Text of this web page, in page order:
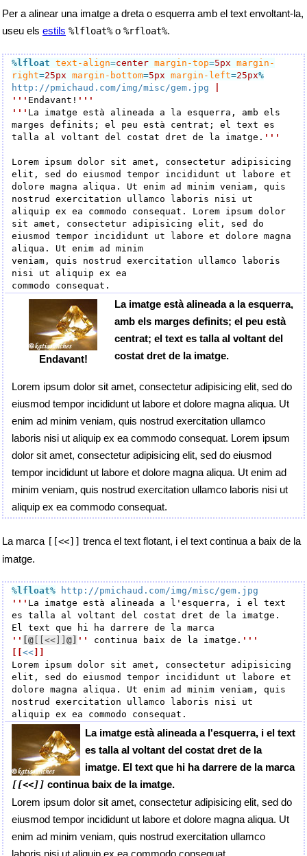
Per a alinear una imatge a dreta o esquerra amb el text envoltant-la,
useu els estils %lfloat%o %rfloat%.
%lfloat text-align=center margin-top=5px margin-
right=25px margin-bottom=5px margin-left=25px%
http://pmichaud.com/img/misc/gem.jpg
''' Endavant! '''
''' La imatge està alineada a la esquerra, amb els
marges definits; el peu està centrat; el text es
talla al voltant del costat dret de la imatge. '''
Lorem ipsum dolor sit amet, consectetur adipisicing
elit, sed do eiusmod tempor incididunt ut labore et
dolore magna aliqua. Ut enim ad minim veniam, quis
nostrud exercitation ullamco laboris nisi ut
aliquip ex ea commodo consequat. Lorem ipsum dolor
sit amet, consectetur adipisicing elit, sed do
eiusmod tempor incididunt ut labore et dolore magna
aliqua. Ut enim ad minim
veniam, quis nostrud exercitation ullamco laboris
nisi ut aliquip ex ea
Endavant!
La imatge està alineada a la esquerra,
amb els marges definits; el peu està
centrat; el text es talla al voltant del
costat dret de la imatge.
Lorem ipsum dolor sit amet, consectetur adipisicing elit, sed do
eiusmod tempor incididunt ut labore et dolore magna aliqua. Ut
enim ad minim veniam, quis nostrud exercitation ullamco
laboris nisi ut aliquip ex ea commodo consequat. Lorem ipsum
dolor sit amet, consectetur adipisicing elit, sed do eiusmod
tempor incididunt ut labore et dolore magna aliqua. Ut enim ad
minim veniam, quis nostrud exercitation ullamco laboris nisi ut
aliquip ex ea commodo consequat.
La marca [[<<]] trenca el text flotant, i el text continua a baix de la
imatge.
%lfloat%
http://pmichaud.com/img/misc/gem.jpg
''' La imatge està alineada a l'esquerra, i el text
es talla al voltant del costat dret de la imatge.
''
[@ [[<<]] @] '' continua baix de la imatge. '''
<<
Lorem ipsum dolor sit amet, consectetur adipisicing
elit, sed do eiusmod tempor incididunt ut labore et
dolore magna aliqua. Ut enim ad minim veniam, quis
nostrud exercitation ullamco laboris nisi ut
La imatge està alineada a l'esquerra, i el text
es talla al voltant del costat dret de la
imatge. El text que hi ha darrere de la marca
[[<<]] continua baix de la imatge.
Lorem ipsum dolor sit amet, consectetur adipisicing elit, sed do
eiusmod tempor incididunt ut labore et dolore magna aliqua. Ut
enim ad minim veniam, quis nostrud exercitation ullamco